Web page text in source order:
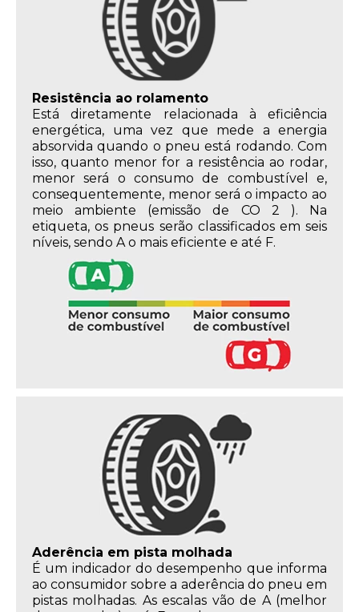
Resistência ao rolamento
Está diretamente relacionada à eficiência
energética, uma vez que mede a energia
absorvida quando o pneu está rodando. Com
isso, quanto menor for a resistência ao rodar,
menor será o consumo de combustível e,
consequentemente, menor será o impacto ao
meio ambiente (emissão de CO 2 ). Na
etiqueta, os pneus serão classificados em seis
níveis, sendo A o mais eficiente e até F.
Aderência em pista molhada
É um indicador do desempenho que informa
ao consumidor sobre a aderência do pneu em
pistas molhadas. As escalas vão de A (melhor